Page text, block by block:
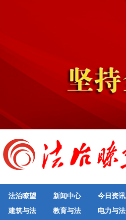
法治瞭望 新闻中心 今日资讯
建筑与法
教育与法 电力与法